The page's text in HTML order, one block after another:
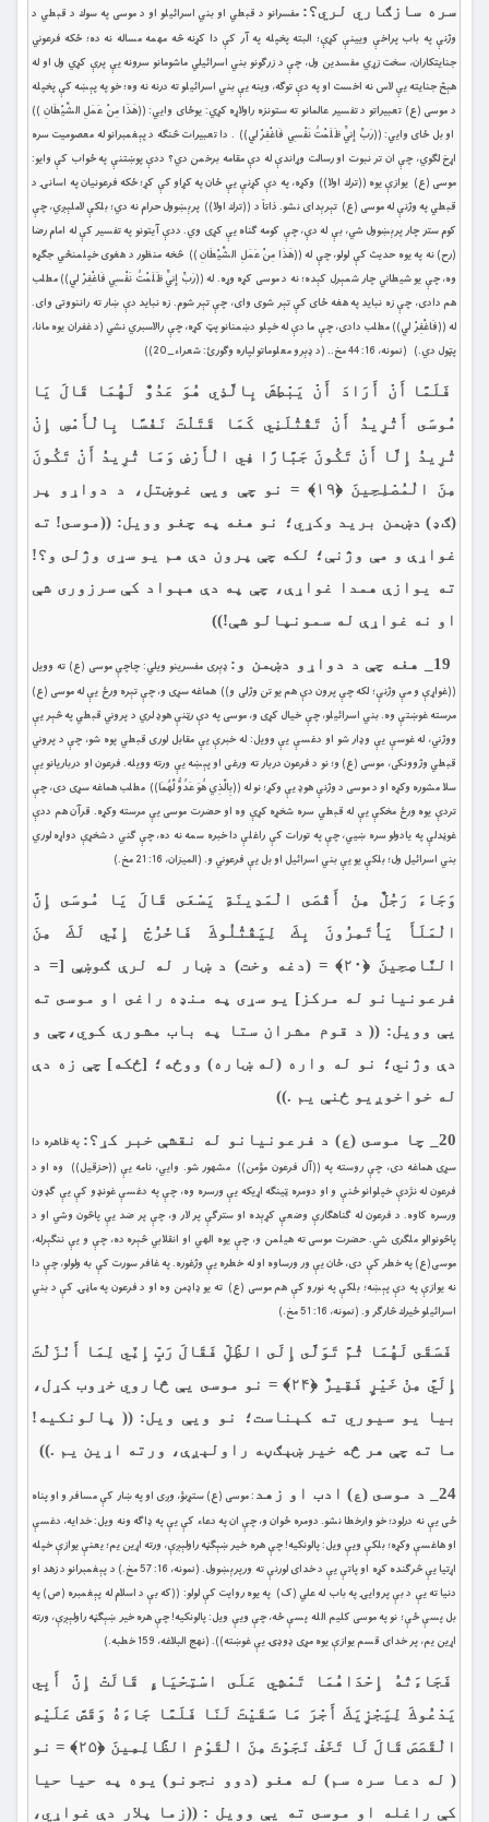
سره سازګاري لري؟: مفسرانو د قبطي او بني اسرائيلو او د موسى په سوك د قبطي د
وژنې په باب پراخې ويینې كړې؛ البته پخپله په آر كې دا كړنه څه مهمه مساله نه ده؛ ځكه فرعوني
جنايتكاران، سخت زړي مفسدين ول، چې د زرګونو بني اسرائيلي ماشومانو سرونه یې پرې كړي ول او له
هېڅ جنايته يې لاس نه اخست او په دې توګه، وينه يې بني اسرائيلو ته درنه نه وه؛ خو په پېښه كې پخپله
د موسى (ع) تعبيراتو د تفسير عالمانو ته ستونزه راولاړه كړي: يوځاى وايي: ((هَذَا مِنْ عَمَلِ الشَّيْطَانِ ))
او بل ځاى وايي: ((رَبِّ إِنِّي ظَلَمْتُ نَفْسِي فَاغْفِرْ لِي)) . دا تعبيرات څنګه د پېغمبرانو له معصومیت سره
اړخ لګوي، چې ان تر نبوت او رسالت وړاندې له دې مقامه برخمن دي؟ ددې پوښتنې په ځواب كې وايو:
موسى (ع) يوازې يوه ((ترك اولا)) وكړه، په دې كړنې يې ځان په كړاو كې كړ؛ ځكه فرعونيان په اسانۍ د
قبطي په وژنې له موسى (ع) تېرېداى نشو. ذاتاً د ((ترك اولا)) پرېښوول حرام نه دي؛ بلكې لاملېږي، چې
كوم ستر چار پرېښوول شي، بې له دې، چې كومه ګناه یې كړی وي. ددې آيتونو په تفسير كې له امام رضا
(رح) نه په يوه حديث كې لولو، چې له ((هَذَا مِنْ عَمَلِ الشَّيْطَانِ )) څخه منظور د هغوى خپلمنځي جګړه
وه، چې يو شيطاني چار شمېرل كېده؛ نه د موسى كړه وړه. له ((رَبِّ إِنِّي ظَلَمْتُ نَفْسِي فَاغْفِرْ لِي)) مطلب
هم دادى، چې زه نبايد په هغه ځای كې تېر شوى واى، چې تېر شوم. زه نبايد دې ښار ته راننووتى واى.
له ((فَاغْفِرْ لِي)) مطلب دادى، چې ما دې له خپلو دښمنانو پټ كړه، چې رالاسبري نشي (د غفران يوه مانا،
پټول دي.) (نمونه، 16: 44 مخ.. (د ډېرو معلوماتو لپاره وګورئ: شعراء_20))
فَلَمَّا أَنْ أَرَادَ أَنْ يَبْطِشَ بِالَّذِي هُوَ عَدُوٌّ لَهُمَا قَالَ يَا
مُوسَى أَتُرِيدُ أَنْ تَقْتُلَنِي كَمَا قَتَلْتَ نَفْسًا بِالْأَمْسِ إِنْ
تُرِيدُ إِلَّا أَنْ تَكُونَ جَبَّارًا فِي الْأَرْضِ وَمَا تُرِيدُ أَنْ تَكُونَ
مِنَ الْمُصْلِحِينَ ﴿۱۹﴾ = نو چې ويې غوښتل، د دواړو پر
(ګډ) دښمن بريد وكړي؛ نو هغه په چغو وويل: ((موسى! ته
غواړې و مې وژنې؛ لكه چې پرون دې هم يو سړى وژلى و؟!
ته يوازې همدا غواړې، چې په دې هېواد كې سرزورى شې
او نه غواړې له سمونپالو شې!))
ډېرى مفسرينو ويلي: چاچې موسى (ع) ته وويل
((غواړې و مې وژنې؛ لكه چې پرون دې هم يو تن وژلى و)) هماغه سړى و، چې تېره ورځ يې له موسى (ع)
مرسته غوښتې وه. بني اسرائيلو، چې خيال كړى و، موسى په دې رټنې هوډ لري د پروني قبطي په څېر يې
ووژني، له غوسې يې وډار شو او دغسې يې وويل: له خبرې يې مقابل لوری قبطي پوه شو، چې د پروني
قبطي وژوونكى، موسى (ع) و؛ نو د فرعون دربار ته ورغى او پېښه يې ورته وويله. فرعون او درباريانو يې
سلا مشوره وكړه او د موسى د وژنې هوډ يې وکړ؛ نو له ((بِالَّذِي هُوَ عَدُوٌّ لَّهُمَا)) مطلب هماغه سړى دى، چې
تردې يوه ورځ مخكې يې له قبطي سره شخړه كړې وه او حضرت موسى يې مرسته وكړه. قرآن هم ددې
غوڼدلې په يادولو سره ښيي، چې په تورات كې راغلې دا خبره سمه نه ده، چې ګني د شخړې دواړه لوري
بني اسرائيل ول؛ بلكې يو يې بني اسرائيل او بل يې فرعوني و. (الميزان، 16: 21 مخ.)
وَجَاءَ رَجُلٌ مِنْ أَقْصَى الْمَدِينَةِ يَسْعَى قَالَ يَا مُوسَى إِنَّ
الْمَلَأَ يَأْتَمِرُونَ بِكَ لِيَقْتُلُوكَ فَاخْرُجْ إِنِّي لَكَ مِنَ
النَّاصِحِينَ ﴿۲۰﴾ = (دغه وخت) د ښار له لرې ګوښې [= د
فرعونيانو له مركز] يو سړى په منډه راغى او موسى ته
يې وويل: (( د قوم مشران ستا په باب مشورې كوي،چې و
دې وژني؛ نو له واره (له ښاره) ووځه؛ [ځکه] چې زه دې
له خواخوږيو ځنې يم .))
20_ چا موسى (ع) د فرعونيانو له نقشې خبر كړ؟:
په ظاهره دا
سړى هماغه دى، چې روسته په ((آل فرعون مؤمن)) مشهور شو. وايي، نامه يې ((حزقيل)) وه او د
فرعون له نژدې خپلوانو ځنې و او دومره ټينګه اړيكه يې ورسره وه، چې په دغسې غونډو كې يې ګډون
ورسره كاوه. د فرعون له ګناهګارې وضعې كړېده او سترګې پر لار و، چې پر ضد یې پاڅون وشي او د
پاڅونوالو ملګری شي. حضرت موسى ته هيلمن و، چې يوه الهي او انقلابي څېره ده، چې و یې ننګېرله،
موسی(ع) په خطر كې دى، ځان يې ور ورساوه او له خطره يې وژغوره. په غافر سورت كې به ولولو، چې دا
نه يوازې په دې پېښه؛ بلكې په نورو كې هم موسى (ع) ته يو ډاډمن وه او د فرعون په ماڼۍ كې د بني
اسرائيلو ځيرك څارګر و. (نمونه، 16: 51 مخ.)
فَسَقَى لَهُمَا ثُمَّ تَوَلَّى إِلَى الظِّلِّ فَقَالَ رَبِّ إِنِّي لِمَا أَنْزَلْتَ
إِلَيَّ مِنْ خَيْرٍ فَقِيرٌ ﴿۲۴﴾ = نو موسى یې څاروي خړوب كړل،
بيا يو سيوري ته كېناست؛ نو ويې ويل: (( پالونكيه!
ما ته چې هر څه خير ښېګڼه راولېږې، ورته اړين يم .))
24_ د موسى (ع) ادب او زهد
: موسى (ع) ستړىؤ، وږى او په ښار كې مسافر و او پناه
ځى يې نه درلود؛ خو وارخطا نشو. دومره ځوان و، چې ان په دعاء كې يې په ډاګه ونه ويل: خدايه، دغسې
او هاغسې وكړه؛ بلكې ويې ويل: پالونكيه! چې هره خیر ښېګڼه راولېږې، ورته اړين يم؛ يعنې يوازې خپله
اړتيا يې څرګنده كړه او پاتې يې د خداى لورنې ته ورپرېښوول. (نمونه، 16: 57 مخ.) د پېغمبرانو د زهد او
دنيا ته يې د بې پروايۍ په باب له علي (ک) په يوه روايت كې لولو: ((كه بې د اسلام له پېغمبره (ص) په
بل پسې ځې؛ نو په موسى كليم الله پسې ځه، چې ويې ويل: پالونكيه! چې هره خير ښېګڼه راولېږې، ورته
اړين يم، پر خداى قسم يوازې يوه مړى ډوډۍ يې غوښته)). (نهج البلاغه، 159 خطبه.)
فَجَاءَتْهُ إِحْدَاهُمَا تَمْشِي عَلَى اسْتِحْيَاءٍ قَالَتْ إِنَّ أَبِي
يَدْعُوكَ لِيَجْزِيَكَ أَجْرَ مَا سَقَيْتَ لَنَا فَلَمَّا جَاءَهُ وَقَصَّ عَلَيْهِ
الْقَصَصَ قَالَ لَا تَخَفْ نَجَوْتَ مِنَ الْقَوْمِ الظَّالِمِينَ ﴿۲۵﴾ = نو
( له دعا سره سم) له هغو (دوو نجونو) يوه په حیا حيا
کې راغله او موسى ته يې وويل : ((زما پلار دې غواړي،